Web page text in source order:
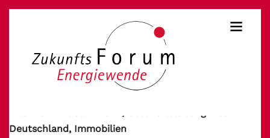
Deutschland, Immobilien